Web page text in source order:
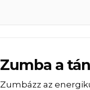
Zumba a
Zumbázz az